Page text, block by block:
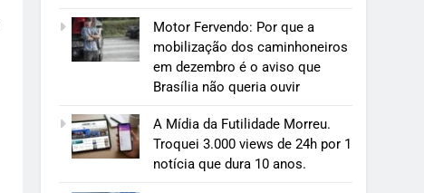
Motor Fervendo: Por que a
mobilização dos caminhoneiros
em dezembro é o aviso que
Brasília não queria ouvir
A Mídia da Futilidade Morreu.
Troquei 3.000 views de 24h por 1
notícia que dura 10 anos.